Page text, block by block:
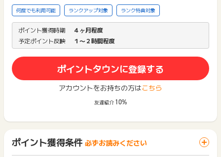
何度でも利用可能 ランクアップ対象 ランク特典対象
ポイント獲得時期
４ヶ月程度
予定ポイント反映
１〜２時間程度
ポイントタウンに登録する
アカウントをお持ちの方はこちら
友達紹介 10%
ポイント獲得条件 必ずお読みください